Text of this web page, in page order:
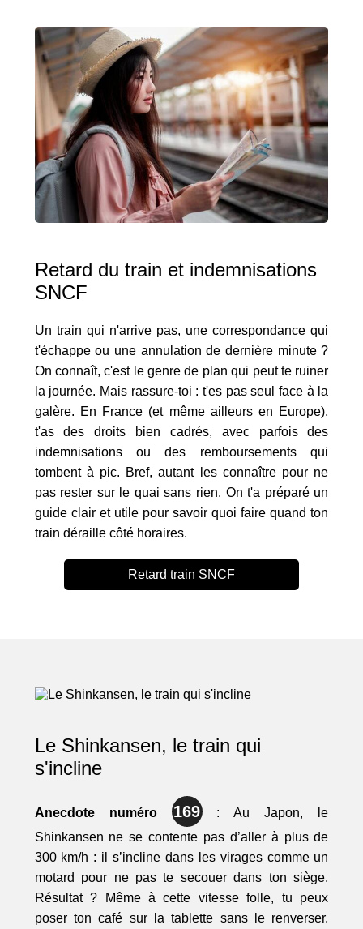
Retard du train et indemnisations
SNCF
Un train qui n'arrive pas, une correspondance qui
t'échappe ou une annulation de dernière minute ?
On connaît, c'est le genre de plan qui peut te ruiner
la journée. Mais rassure-toi : t'es pas seul face à la
galère. En France (et même ailleurs en Europe),
t'as des droits bien cadrés, avec parfois des
indemnisations ou des remboursements qui
tombent à pic. Bref, autant les connaître pour ne
pas rester sur le quai sans rien. On t'a préparé un
guide clair et utile pour savoir quoi faire quand ton
train déraille côté horaires.
Retard train SNCF
Le Shinkansen, le train qui
s'incline
Anecdote numéro 169: Au Japon, le
Shinkansen ne se contente pas d’aller à plus de
300 km/h : il s’incline dans les virages comme un
motard pour ne pas te secouer dans ton siège.
Résultat ? Même à cette vitesse folle, tu peux
poser ton café sur la tablette sans le renverser.